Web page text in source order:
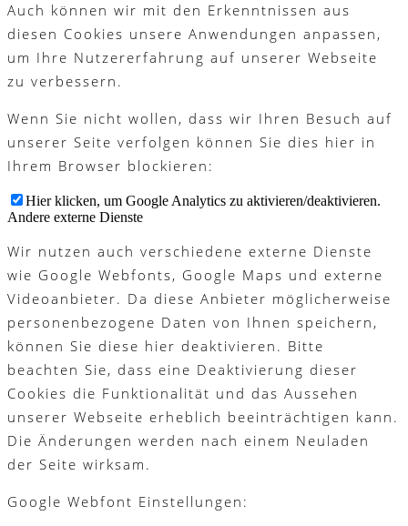
Auch können wir mit den Erkenntnissen aus
diesen Cookies unsere Anwendungen anpassen,
um Ihre Nutzererfahrung auf unserer Webseite
zu verbessern.
Wenn Sie nicht wollen, dass wir Ihren Besuch auf
unserer Seite verfolgen können Sie dies hier in
Ihrem Browser blockieren:
Hier klicken, um Google Analytics zu aktivieren/deaktivieren.
Andere externe Dienste
Wir nutzen auch verschiedene externe Dienste
wie Google Webfonts, Google Maps und externe
Videoanbieter. Da diese Anbieter möglicherweise
personenbezogene Daten von Ihnen speichern,
können Sie diese hier deaktivieren. Bitte
beachten Sie, dass eine Deaktivierung dieser
Cookies die Funktionalität und das Aussehen
unserer Webseite erheblich beeinträchtigen kann.
Die Änderungen werden nach einem Neuladen
der Seite wirksam.
Google Webfont Einstellungen: